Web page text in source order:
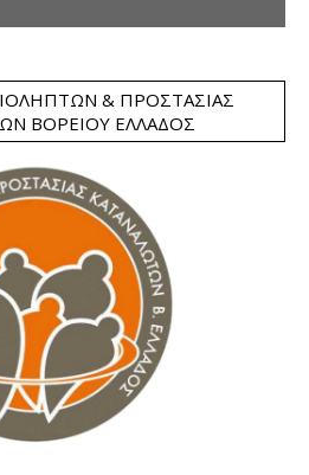
& ΠΡΟΣΤΑΣΊΑΣ
ΒΟΡΕΊΟΥ ΕΛΛΆΔΟΣ